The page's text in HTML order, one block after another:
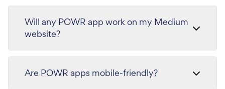
Will any POWR app work on my Medium
website?
Are POWR apps mobile-friendly?